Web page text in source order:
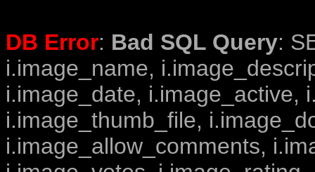
DB Error: Bad SQL Query:
i.image_name,
i.image_date, i.image_active,
i.image_thumb_file,
i.image_allow_comments,